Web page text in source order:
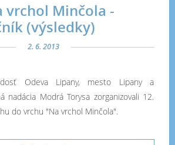
vrchol Minčola -
(výsledky)
2. 6. 2013
Odeva Lipany, mesto Lipany a
nadácia Modrá Torysa zorganizovali 12.
do vrchu "Na vrchol Minčola".